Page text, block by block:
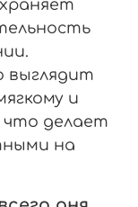
выглядит
и
делает
на